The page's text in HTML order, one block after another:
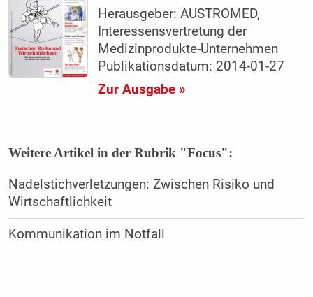
Herausgeber: AUSTROMED,
Interessensvertretung der
Medizinprodukte-Unternehmen
Publikationsdatum: 2014-01-27
Zur Ausgabe »
Weitere Artikel in der Rubrik "Focus":
Nadelstichverletzungen: Zwischen Risiko und
Wirtschaftlichkeit
Kommunikation im Notfall